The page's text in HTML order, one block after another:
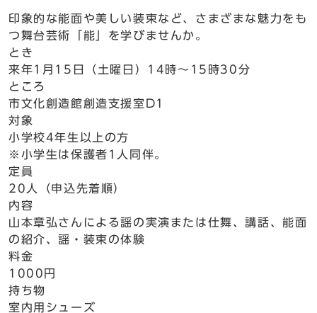
印象的な能面や美しい装束など、さまざまな魅力をも
つ舞台芸術「能」を学びませんか。
とき
来年1月15日（土曜日）14時～15時30分
ところ
市文化創造館創造支援室D1
対象
小学校4年生以上の方
※小学生は保護者1人同伴。
定員
20人（申込先着順）
内容
山本章弘さんによる謡の実演または仕舞、講話、能面
の紹介、謡・装束の体験
料金
1000円
持ち物
室内用シューズ